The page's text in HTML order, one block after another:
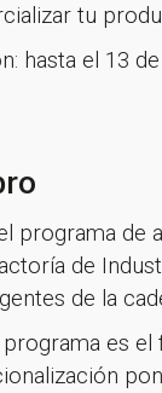
tu
hasta el 13
programa de
de
de la
es